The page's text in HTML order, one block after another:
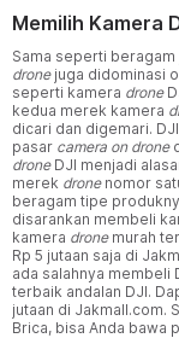
Memilih Kamera
Sama seperti
drone juga didominasi
seperti kamera drone
kedua merek kamera
dicari dan digemari.
pasar camera on drone
drone DJI menjadi
merek drone nomor
beragam tipe
disarankan membeli
kamera drone murah
Rp 5 jutaan saja di
ada salahnya membeli
terbaik andalan DJI.
jutaan di Jakmall.com.
Brica, bisa Anda bawa